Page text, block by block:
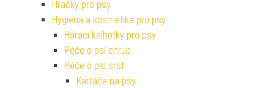
Hračky pro psy
Hygiena a kosmetika pro psy
Hárací kalhotky pro psy
Péče o psí chrup
Péče o psí srst
Kartáče na psy